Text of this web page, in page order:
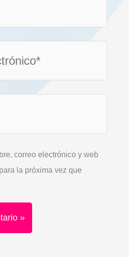
correo electrónico y web
la próxima vez que